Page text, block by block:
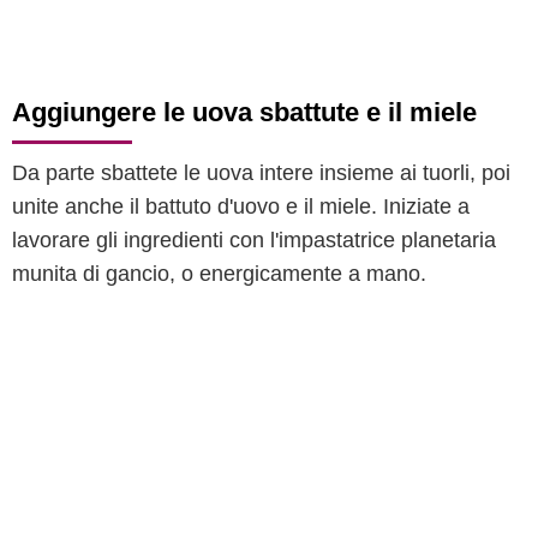
Aggiungere le uova sbattute e il miele
Da parte sbattete le uova intere insieme ai tuorli, poi
unite anche il battuto d'uovo e il miele. Iniziate a
lavorare gli ingredienti con l'impastatrice planetaria
munita di gancio, o energicamente a mano.